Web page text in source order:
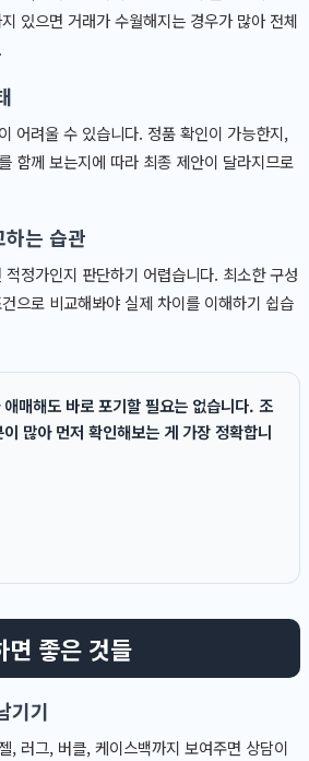
있으면 거래가 수월해지는 경우가 많아 전체
어려울 수 있습니다. 정품 확인이 가능한지,
함께 보는지에 따라 최종 제안이 달라지므로
는 습관
정가인지 판단하기 어렵습니다. 최소한 구성
으로 비교해봐야 실제 차이를 이해하기 쉽습
매해도 바로 포기할 필요는 없습니다. 조
많아 먼저 확인해보는 게 가장 정확합니
면 좋은 것들
기기
, 러그, 버클, 케이스백까지 보여주면 상담이